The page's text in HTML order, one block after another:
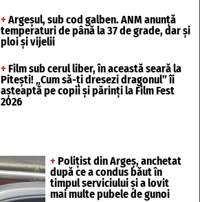
+ Argeșul, sub cod galben. ANM anunță
temperaturi de până la 37 de grade, dar și
ploi și vijelii
+ Film sub cerul liber, în această seară la
Pitești! „Cum să-ți dresezi dragonul” îi
așteaptă pe copii și părinți la Film Fest
2026
+ Polițist din Argeș, anchetat
după ce a condus băut în
timpul serviciului și a lovit
mai multe pubele de gunoi